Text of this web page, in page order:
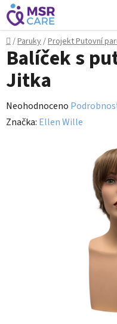
Přejít
na
obsah
Domů
/Paruky/Projekt Putovní
Balíček s
Jitka
Průměrné
hodnocení
Neohodnoceno
Značka: Ellen Wille